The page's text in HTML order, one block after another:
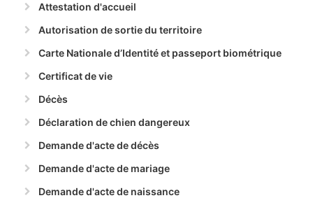
Attestation d'accueil
Autorisation de sortie du territoire
Carte Nationale d’Identité et passeport biométrique
Certificat de vie
Décès
Déclaration de chien dangereux
Demande d'acte de décès
Demande d'acte de mariage
Demande d'acte de naissance